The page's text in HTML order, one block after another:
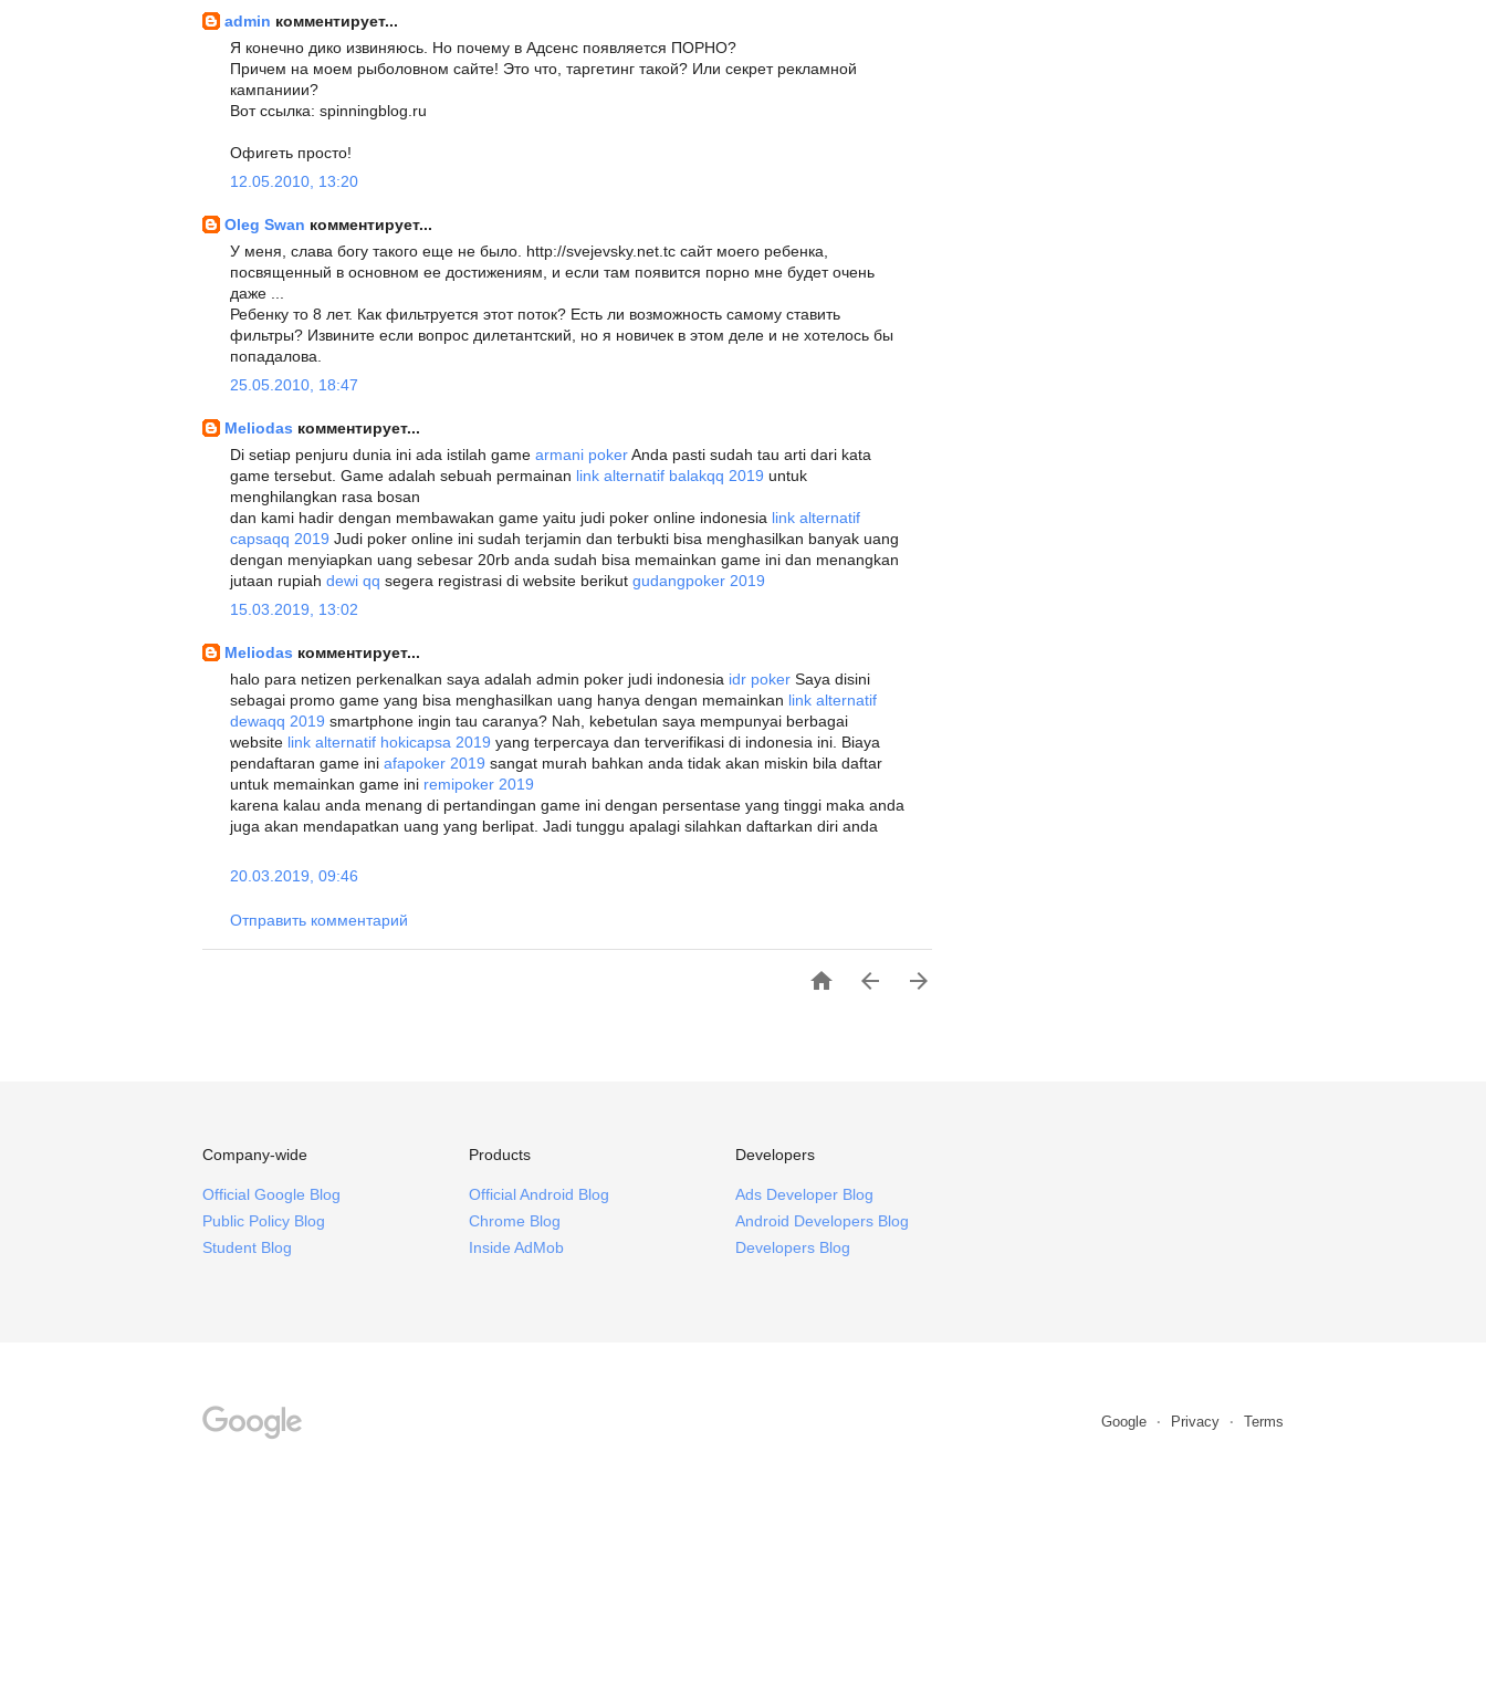
admin комментирует...
Я конечно дико извиняюсь. Но почему в Адсенс появляется ПОРНО?
Причем на моем рыболовном сайте! Это что, таргетинг такой? Или секрет рекламной
кампаниии?
Вот ссылка: spinningblog.ru
Офигеть просто!
12.05.2010, 13:20
Oleg Swan комментирует...
У меня, слава богу такого еще не было. http://svejevsky.net.tc сайт моего ребенка,
посвященный в основном ее достижениям, и если там появится порно мне будет очень
даже ...
Ребенку то 8 лет. Как фильтруется этот поток? Есть ли возможность самому ставить
фильтры? Извините если вопрос дилетантский, но я новичек в этом деле и не хотелось бы
попадалова.
25.05.2010, 18:47
Meliodas комментирует...
Di setiap penjuru dunia ini ada istilah game armani pokerAnda pasti sudah tau arti dari kata
game tersebut. Game adalah sebuah permainan link alternatif balakqq 2019 untuk
menghilangkan rasa bosan
dan kami hadir dengan membawakan game yaitu judi poker online indonesia link alternatif
capsaqq 2019 Judi poker online ini sudah terjamin dan terbukti bisa menghasilkan banyak uang
dengan menyiapkan uang sebesar 20rb anda sudah bisa memainkan game ini dan menangkan
jutaan rupiah dewi qq segera registrasi di website berikut gudangpoker 2019
15.03.2019, 13:02
Meliodas комментирует...
halo para netizen perkenalkan saya adalah admin poker judi indonesia idr poker Saya disini
sebagai promo game yang bisa menghasilkan uang hanya dengan memainkan link alternatif
dewaqq 2019 smartphone ingin tau caranya? Nah, kebetulan saya mempunyai berbagai
website link alternatif hokicapsa 2019 yang terpercaya dan terverifikasi di indonesia ini. Biaya
pendaftaran game ini afapoker 2019 sangat murah bahkan anda tidak akan miskin bila daftar
untuk memainkan game ini remipoker 2019
karena kalau anda menang di pertandingan game ini dengan persentase yang tinggi maka anda
juga akan mendapatkan uang yang berlipat. Jadi tunggu apalagi silahkan daftarkan diri anda
20.03.2019, 09:46
Отправить комментарий
  
Company-wide
Official Google Blog
Public Policy Blog
Student Blog
Products
Official Android Blog
Chrome Blog
Inside AdMob
Developers
Ads Developer Blog
Android Developers Blog
Developers Blog
Google Privacy Terms